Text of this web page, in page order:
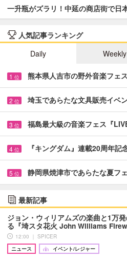
一升瓶がズラリ！中延の商店街で日
人気記事ランキング
Daily
Weekly
1 位 熊本県人吉市の野外音楽フ
2 位 埼玉であらたな文具販売イ
3 位 福島最大級の音楽フェス『
4 位 『キングダム』連載20周年
5 位 静岡県焼津市であらたな夏フ
最新記事
ジョン・ウィリアムズの楽曲と1万
る『埼スタ花火 John Williams
12:00 ｜ SPICER
ニュース
イベント/レジャー